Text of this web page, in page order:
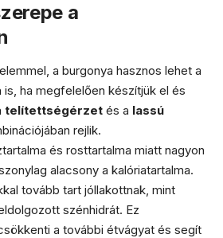
a
a burgonya hasznos lehet a
ha megfelelően készítjük el és
telítettségérzet és a lassú
rejlik.
és rosttartalma miatt nagyon
alacsony a kalóriatartalma.
tovább tart jóllakottnak, mint
szénhidrát. Ez
a további étvágyat és segít